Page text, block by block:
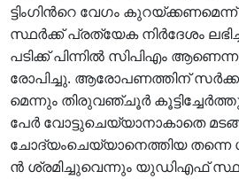
ട്ടിം​ഗിന്‍റെ വേ​ഗം
സ്ഥ​ർ​ക്ക് പ്ര​ത്യേ​ക നി​ർ​ദേ​ശം
പ​ടി​ക്ക് പി​ന്നി​ൽ സി​പി​എം
രോ​പി​ച്ചു. ആ​രോ​പ​ണ​ത്തി​ന്
മെ​ന്നും തി​രു​വ​ഞ്ചൂ​ർ
പേ​ർ വോ​ട്ടു​ചെ​യ്യാ​നാ​കാ​തെ
ചോ​ദ്യം​ചെ​യ്യാ​നെ​ത്തി​യ ത​ന്നെ
ൻ ശ്ര​മി​ച്ചു​വെ​ന്നും യു​ഡി​എ​ഫ്